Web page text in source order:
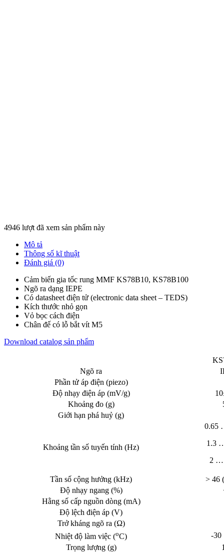
4946 lượt đã xem sản phẩm này
Mô tả
Thông số kĩ thuật
Đánh giá (0)
Cảm biến gia tốc rung MMF KS78B10, KS78B100
Ngõ ra dạng IEPE
Có datasheet điện tử (electronic data sheet – TEDS)
Kích thước nhỏ gọn
Vỏ bọc cách điện
Chân đế có lỗ bắt vít M5
Download catalog sản phẩm
Ngõ ra
Phần tử áp điện (piezo)
Độ nhạy điện áp (mV/g)
Khoảng đo (g)
Giới hạn phá huỷ (g)
Khoảng tần số tuyến tính (Hz)
0.65
1.3
2 …
Tần số cộng hưởng (kHz)
> 46
Độ nhạy ngang (%)
Hằng số cấp nguồn dòng (mA)
Độ lệch điện áp (V)
Trở kháng ngõ ra (Ω)
Nhiệt độ làm việc (oC)
-
Trọng lượng (g)